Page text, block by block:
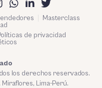
Masterclass
de privacidad
los derechos reservados.
Miraflores, Lima-Perú.